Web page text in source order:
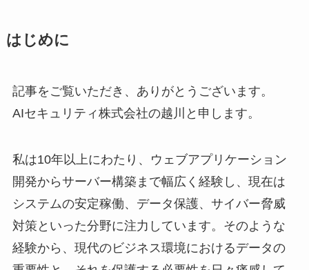
はじめに
記事をご覧いただき、ありがとうございます。
AIセキュリティ株式会社の越川と申します。
私は10年以上にわたり、ウェブアプリケーション
開発からサーバー構築まで幅広く経験し、現在は
システムの安定稼働、データ保護、サイバー脅威
対策といった分野に注力しています。そのような
経験から、現代のビジネス環境におけるデータの